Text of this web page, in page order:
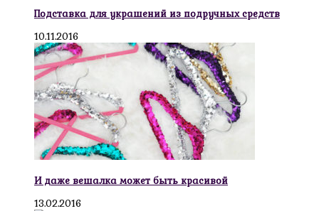
Подставка для украшений из подручных средств
10.11.2016
И даже вешалка может быть красивой
13.02.2016